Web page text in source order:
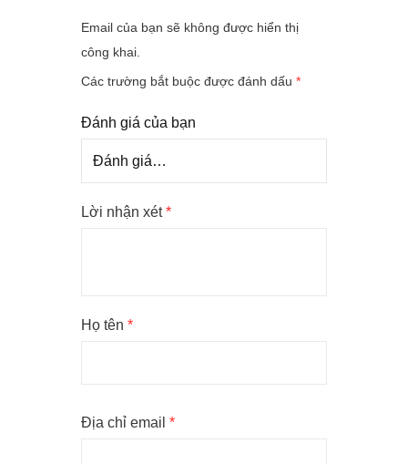
Email của bạn sẽ không được hiển thị
công khai.
Các trường bắt buộc được đánh dấu *
Đánh giá của bạn
Lời nhận xét*
Họ tên *
Địa chỉ email *